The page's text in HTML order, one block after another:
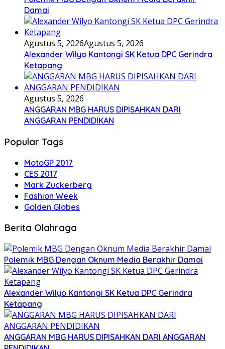
Damai
Agustus 5, 2026Agustus 5, 2026
Alexander Wilyo Kantongi SK Ketua DPC Gerindra
Ketapang
Agustus 5, 2026
ANGGARAN MBG HARUS DIPISAHKAN DARI
ANGGARAN PENDIDIKAN
Popular Tags
MotoGP 2017
CES 2017
Mark Zuckerberg
Fashion Week
Golden Globes
Berita Olahraga
Polemik MBG Dengan Oknum Media Berakhir Damai
Alexander Wilyo Kantongi SK Ketua DPC Gerindra
Ketapang
ANGGARAN MBG HARUS DIPISAHKAN DARI ANGGARAN